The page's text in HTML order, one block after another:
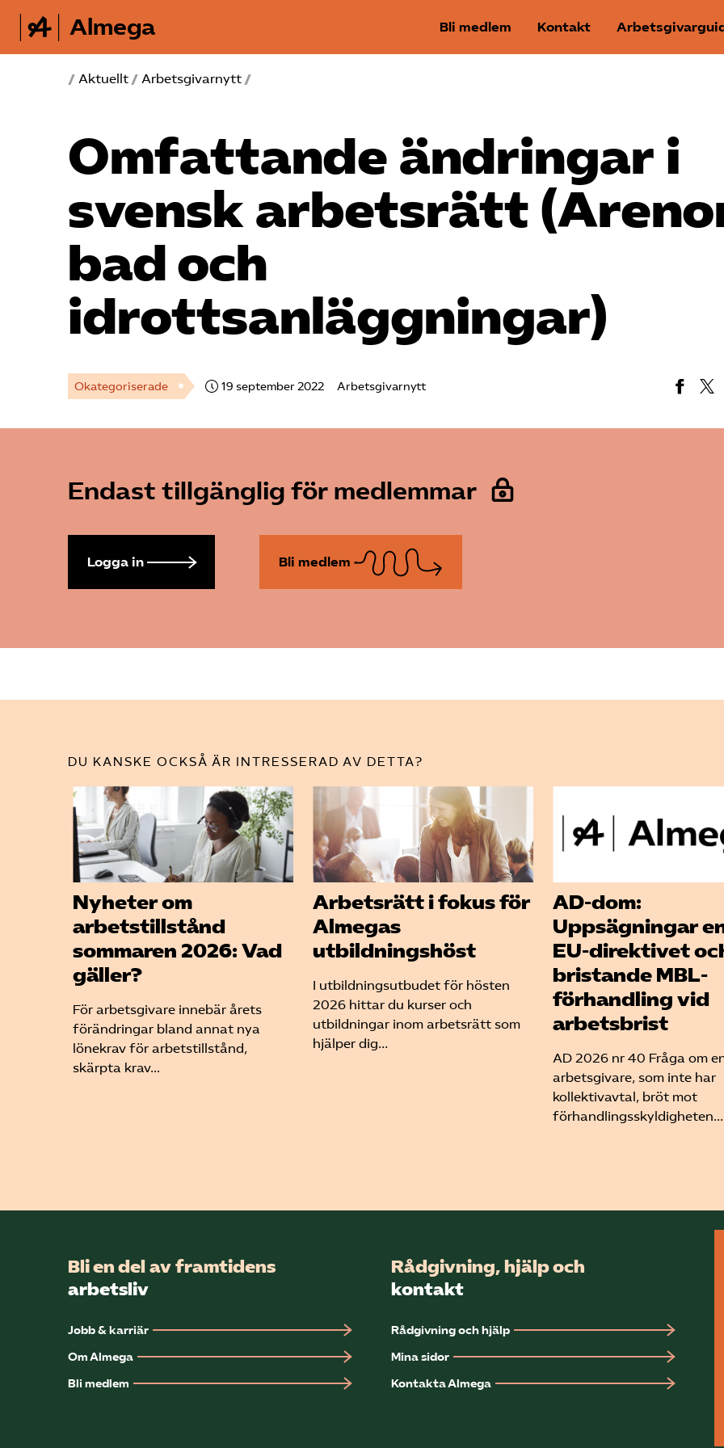
Almega Bli medlem Kontakt
/ Aktuellt / Arbetsgivarnytt /
Omfattande ändringar i
svensk arbetsrätt
bad och
idrottsanläggningar)
Okategoriserade 19 september 2022 Arbetsgivarnytt
Endast tillgänglig för medlemmar
Logga in Bli medlem
DU KANSKE OCKSÅ ÄR INTRESSERAD AV DETTA?
Nyheter om
arbetstillstånd
sommaren 2026: Vad
gäller?
För arbetsgivare innebär årets
förändringar bland annat nya
lönekrav för arbetstillstånd,
skärpta krav...
Arbetsrätt i fokus för
Almegas
utbildningshöst
I utbildningsutbudet för hösten
2026 hittar du kurser och
utbildningar inom arbetsrätt som
hjälper dig...
AD-dom:
Uppsägningar
EU-direktivet
bristande MBL-
förhandling vid
arbetsbrist
AD 2026 nr 40 Fråga om
arbetsgivare, som inte har
kollektivavtal, bröt mot
förhandlingsskyldigheten...
Bli en del av framtidens
arbetsliv
Jobb & karriär
Om Almega
Bli medlem
Rådgivning, hjälp och
kontakt
Rådgivning och hjälp
Mina sidor
Kontakta Almega